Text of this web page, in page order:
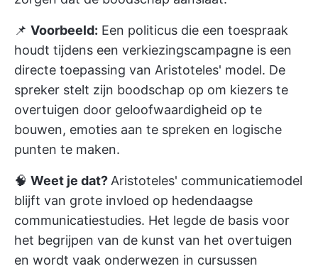
📌 Voorbeeld: Een politicus die een toespraak
houdt tijdens een verkiezingscampagne is een
directe toepassing van Aristoteles' model. De
spreker stelt zijn boodschap op om kiezers te
overtuigen door geloofwaardigheid op te
bouwen, emoties aan te spreken en logische
punten te maken.
🧠 Weet je dat? Aristoteles' communicatiemodel
blijft van grote invloed op hedendaagse
communicatiestudies. Het legde de basis voor
het begrijpen van de kunst van het overtuigen
en wordt vaak onderwezen in cursussen